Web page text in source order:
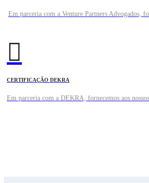
Em parceria com a Venture Partners Advogados,
CERTIFICAÇÃO DEKRA
Em parceria com a DEKRA, fornecemos aos